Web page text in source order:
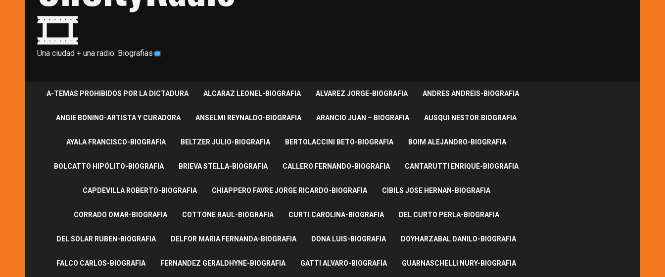
🎞
Una ciudad + una radio. Biografias
A-TEMAS PROHIBIDOS POR LA DICTADURA ALCARAZ LEONEL-BIOGRAFIA ALVAREZ JORGE-BIOGRAFIA ANDRES ANDREIS-BIOGRAFIA
ANGIE BONINO-ARTISTA Y CURADORA ANSELMI REYNALDO-BIOGRAFIA ARANCIO JUAN – BIOGRAFIA AUSQUI NESTOR.BIOGRAFIA
AYALA FRANCISCO-BIOGRAFIA BELTZER JULIO-BIOGRAFIA BERTOLACCINI BETO-BIOGRAFIA BOIM ALEJANDRO-BIOGRAFIA
BOLCATTO HIPÓLITO-BIOGRAFIA BRIEVA STELLA-BIOGRAFIA CALLERO FERNANDO-BIOGRAFIA CANTARUTTI ENRIQUE-BIOGRAFIA
CAPDEVILLA ROBERTO-BIOGRAFIA CHIAPPERO FAVRE JORGE RICARDO-BIOGRAFIA CIBILS JOSE HERNAN-BIOGRAFIA
CORRADO OMAR-BIOGRAFIA COTTONE RAUL-BIOGRAFIA CURTI CAROLINA-BIOGRAFIA DEL CURTO PERLA-BIOGRAFIA
DEL SOLAR RUBEN-BIOGRAFIA DELFOR MARIA FERNANDA-BIOGRAFIA DONA LUIS-BIOGRAFIA DOYHARZABAL DANILO-BIOGRAFIA
FALCO CARLOS-BIOGRAFIA FERNANDEZ GERALDHYNE-BIOGRAFIA GATTI ALVARO-BIOGRAFIA GUARNASCHELLI NURY-BIOGRAFIA